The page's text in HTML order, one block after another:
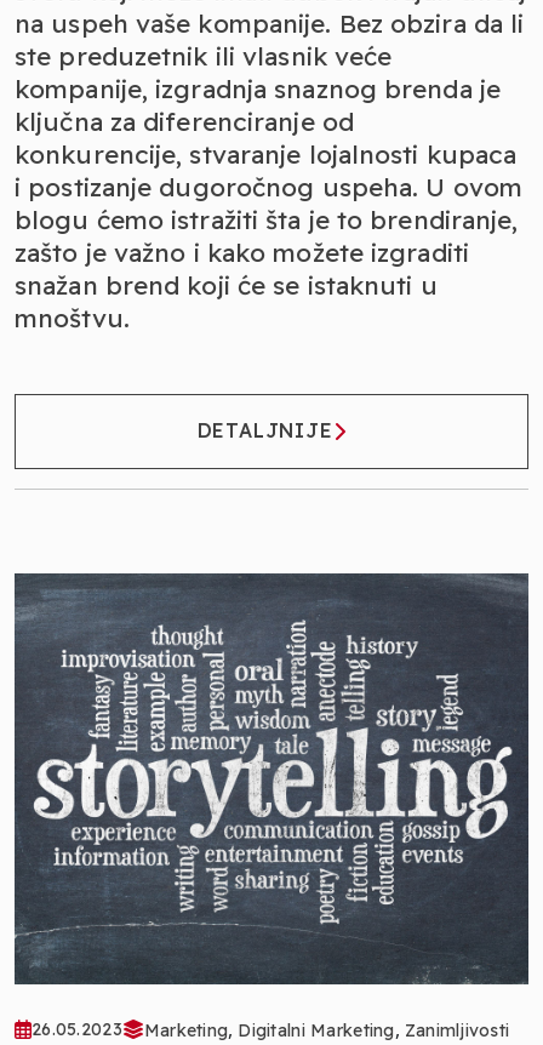
na uspeh vaše kompanije. Bez obzira da li
ste preduzetnik ili vlasnik veće
kompanije, izgradnja snaznog brenda je
ključna za diferenciranje od
konkurencije, stvaranje lojalnosti kupaca
i postizanje dugoročnog uspeha. U ovom
blogu ćemo istražiti šta je to brendiranje,
zašto je važno i kako možete izgraditi
snažan brend koji će se istaknuti u
mnoštvu.
DETALJNIJE
26.05.2023 Marketing, Digitalni Marketing, Zanimljivosti